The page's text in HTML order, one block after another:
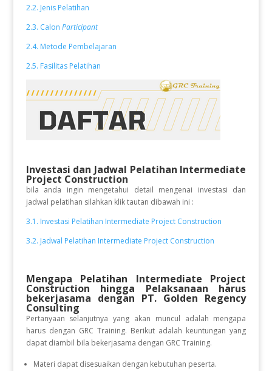
2.2. Jenis Pelatihan
2.3. Calon Participant
2.4. Metode Pembelajaran
2.5. Fasilitas Pelatihan
Investasi dan Jadwal Pelatihan Intermediate
Project Construction
bila anda ingin mengetahui detail mengenai investasi dan
jadwal pelatihan silahkan klik tautan dibawah ini :
3.1. Investasi Pelatihan Intermediate Project Construction
3.2. Jadwal Pelatihan Intermediate Project Construction
Mengapa Pelatihan Intermediate Project
Construction hingga Pelaksanaan harus
bekerjasama dengan PT. Golden Regency
Consulting
Pertanyaan selanjutnya yang akan muncul adalah mengapa
harus dengan GRC Training. Berikut adalah keuntungan yang
dapat diambil bila bekerjasama dengan GRC Training.
Materi dapat disesuaikan dengan kebutuhan peserta.